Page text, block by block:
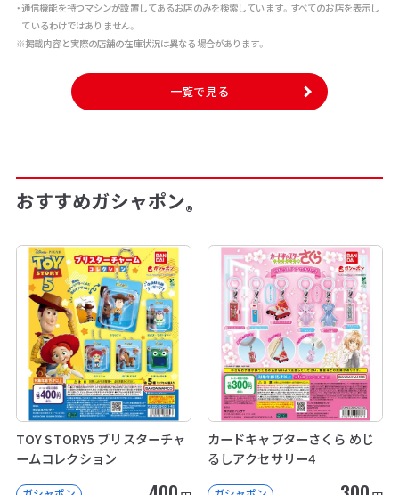
・通信機能を持つマシンが設置してあるお店のみを検索しています。すべてのお店を表示し
ているわけではありません。
※掲載内容と実際の店舗の在庫状況は異なる場合があります。
一覧で見る
おすすめガシャポン®
TOY STORY5 ブリスターチャ
ームコレクション
カードキャプターさくら めじ
るしアクセサリー4